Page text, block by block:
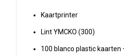
Kaartprinter
Lint YMCKO (300)
100 blanco plastic